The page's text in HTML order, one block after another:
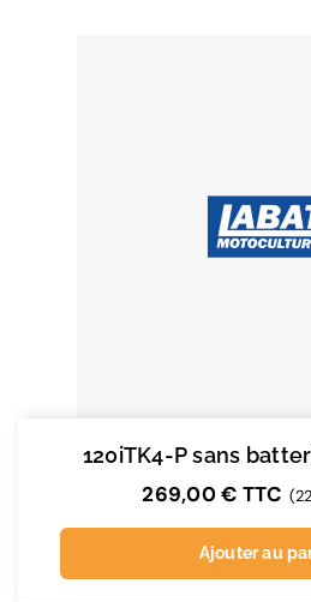
120iTK4-P sans
269,00€ TTC
Ajouter au